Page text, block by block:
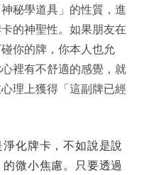
秘學道具」的性質，進
的神聖性。如果朋友在
你的牌，你本人也允
裡有不舒適的感覺，就
理上獲得「這副牌已經
化牌卡，不如說是說
微小焦慮。只要透過